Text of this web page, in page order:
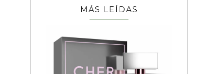
MÁS LEÍDAS